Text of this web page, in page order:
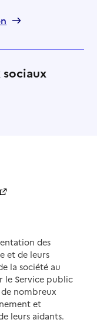
sociaux
des
et de leurs
la société au
le Service public
nombreux
et
leurs aidants.